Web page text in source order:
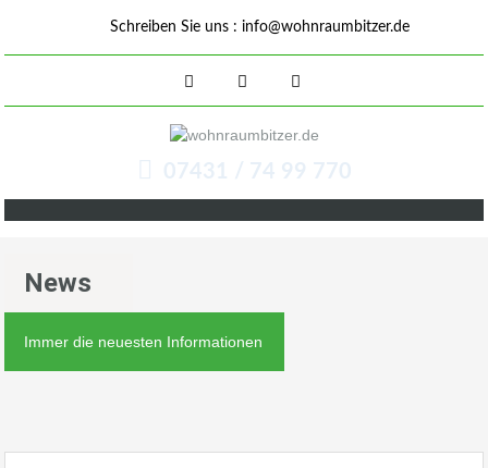
Schreiben Sie uns : info@wohnraumbitzer.de
07431 / 74 99 770
News
Immer die neuesten Informationen